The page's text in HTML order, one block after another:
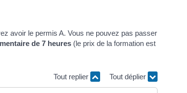
avoir le permis A. Vous ne pouvez pas passer
de 7 heures (le prix de la formation est
Tout replier Tout déplier